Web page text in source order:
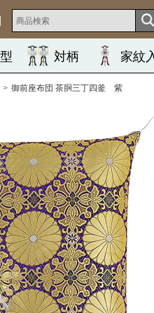
対柄 家紋
御前座布団 茶胴三丁四釜 紫